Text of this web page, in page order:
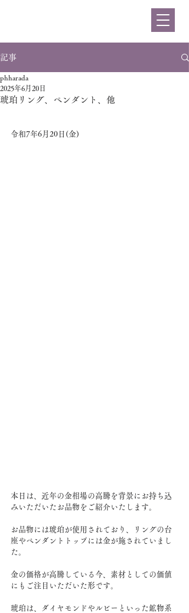
記事
琥珀リング、ペンダント、他
phharada
2025年6月20日
令和7年6月20日(金)
本日は、近年の金相場の高騰を背景にお持ち込
みいただいたお品物をご紹介いたします。
お品物には琥珀が使用されており、リングの台
座やペンダントトップには金が施されていまし
た。
金の価格が高騰している今、素材としての価値
にもご注目いただいた形です。
琥珀は、ダイヤモンドやルビーといった鉱物系